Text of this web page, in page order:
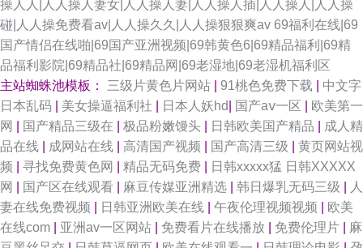
操人人|人人操人妻女|人人操人妻|人人操人插|人人操人|人人操
碰|人人操免费看av|人人操久久|人人操狠狠爽av 69福利在线|69
国产情侣在线啪|69国产亚洲视频|69韩黄色6|69精品福利|69精
品福利影院|69精品社|69精品网|69老湿地|69老湿机福利区
主站蜘蛛池模板： 三级片黄色片网站 91桃色免费下载
中文字
日本乱码
美女操逼福利社 日本人妖hd 国产aⅴ一区
欧美第一
网
国产精品三级在 极品粉嫩馒头 日韩欧美国产精品
成人精
品在线
成网站在线 高清国产视频 国产高清三级
黄页网站视
频
寻找免费黄色网 精品无码免费
日韩xxxxx猛 日韩XXXXX
网
国产区在线观看 麻豆传媒亚洲精选 韩日爆乳无码三级
人
妻在线免费视频
日韩亚洲欧美在线 午夜伦理视频视频
欧美
在线com
亚洲av一区网站 免费看片在线播放 免费伦理片
麻